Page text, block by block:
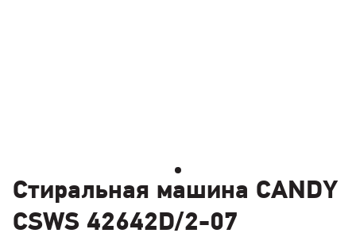
Стиральная машина CANDY
CSWS 42642D/2-07